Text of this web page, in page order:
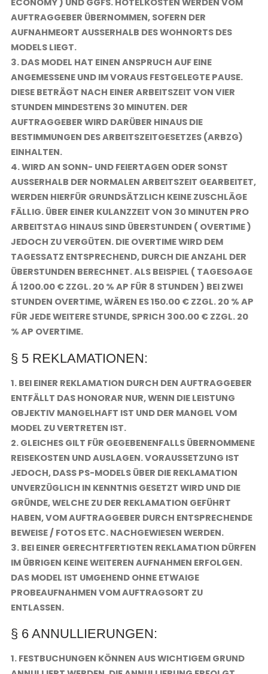
ONOMY ) UND GGFS. HOTELKOSTEN WERDEN VOM AU
FTRAGGEBER ÜBERNOMMEN, SOFERN DER AU
FNAHMEORT AUSSERHALB DES WOHNORTS DES MOD
ELS LIEGT.
3. DAS MODEL HAT EINEN ANSPRUCH AUF EINE
ANGEMESSENE UND IM VORAUS FESTGELEGTE PAUSE.
DIESE BETRÄGT NACH EINER ARBEITSZEIT VON VIER
STUNDEN MINDESTENS 30 MINUTEN. DER
AUFTRAGGEBER WIRD DARÜBER HINAUS DIE
BESTIMMUNGEN DES ARBEITSZEITGESETZES (ARBZG)
EINHALTEN.
4. WIRD AN SONN- UND FEIERTAGEN ODER SONST
AUSSERHALB DER NORMALEN ARBEITSZEIT GEARBEITET, W
ERDEN HIERFÜR GRUNDSÄTZLICH KEINE ZUSCHLÄGE F
ÄLLIG. ÜBER EINER KULANZZEIT VON 30 MINUTEN PRO A
RBEITSTAG HINAUS SIND ÜBERSTUNDEN ( OVERTIME ) J
EDOCH ZU VERGÜTEN. DIE OVERTIME WIRD DEM T
AGESSATZ ENTSPRECHEND, DURCH DIE ANZAHL DER Ü
BERSTUNDEN BERECHNET. ALS BEISPIEL ( TAGESGAGE Á
1200.00 € ZZGL. 20 % AP FÜR 8 STUNDEN ) BEI ZWEI S
TUNDEN OVERTIME, WÄREN ES 150.00 € ZZGL. 20 % AP F
ÜR JEDE WEITERE STUNDE, SPRICH 300.00 € ZZGL. 20 %
AP OVERTIME.
§ 5 REKLAMATIONEN:
1. BEI EINER REKLAMATION DURCH DEN AUFTRAGGEBER
ENTFÄLLT DAS HONORAR NUR, WENN DIE LEISTUNG
OBJEKTIV MANGELHAFT IST UND DER MANGEL VOM
MODEL ZU VERTRETEN IST.
2. GLEICHES GILT FÜR GEGEBENENFALLS ÜBERNOMMENE
REISEKOSTEN UND AUSLAGEN. VORAUSSETZUNG IST
JEDOCH, DASS PS-MODELS ÜBER DIE REKLAMATION
UNVERZÜGLICH IN KENNTNIS GESETZT WIRD UND DIE
GRÜNDE, WELCHE ZU DER REKLAMATION GEFÜHRT
HABEN, VOM AUFTRAGGEBER DURCH ENTSPRECHENDE
BEWEISE / FOTOS ETC. NACHGEWIESEN WERDEN.
3. BEI EINER GERECHTFERTIGTEN REKLAMATION DÜRFEN
IM ÜBRIGEN KEINE WEITEREN AUFNAHMEN ERFOLGEN.
DAS MODEL IST UMGEHEND OHNE ETWAIGE
PROBEAUFNAHMEN VOM AUFTRAGSORT ZU
ENTLASSEN.
§ 6 ANNULLIERUNGEN:
1. FESTBUCHUNGEN KÖNNEN AUS WICHTIGEM GRUND